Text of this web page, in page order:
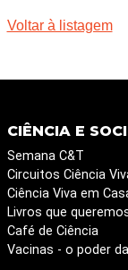
Voltar à listagem
CIÊNCIA E
Semana C&T
Circuitos Ciência
Ciência Viva em
Livros que
Café de Ciência
Vacinas - o poder